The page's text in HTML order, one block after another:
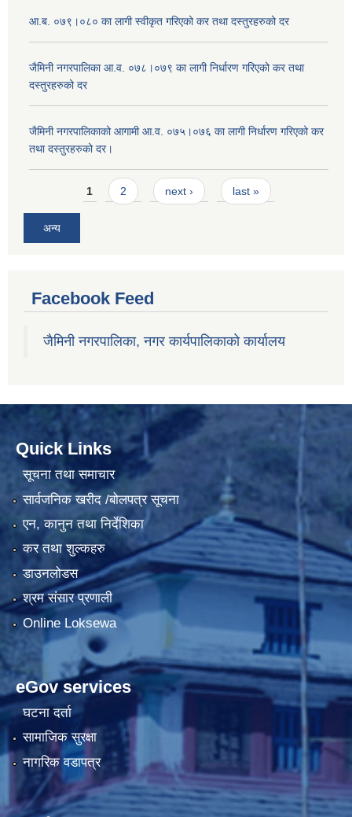
आ.ब. ०७९।०८० का लागी स्वीकृत गरिएको कर तथा दस्तुरहरुको दर
जैमिनी नगरपालिका आ.व. ०७८।०७९ का लागी निर्धारण गरिएको कर तथा
दस्तुरहरुको दर
जैमिनी नगरपालिकाको आगामी आ.व. ०७५।०७६ का लागी निर्धारण गरिएको कर
तथा दस्तुरहरुको दर।
Pages1 2 next › last »
अन्य
Facebook Feed
जैमिनी नगरपालिका, नगर कार्यपालिकाको कार्यालय
Quick Links
सूचना तथा समाचार
सार्वजनिक खरीद /बोलपत्र सूचना
एन, कानुन तथा निर्देशिका
कर तथा शुल्कहरु
डाउनलोडस
श्रम संसार प्रणाली
Online Loksewa
eGov services
घटना दर्ता
सामाजिक सुरक्षा
नागरिक वडापत्र